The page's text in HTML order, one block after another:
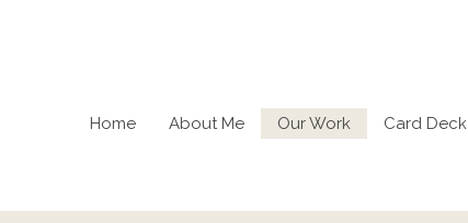
Home About Me Our Work Card Deck